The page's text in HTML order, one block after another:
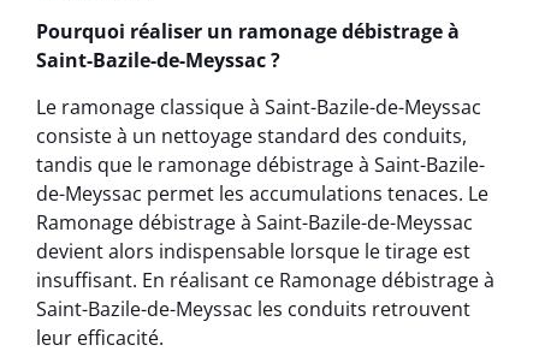
Pourquoi réaliser un ramonage débistrage à
Saint-Bazile-de-Meyssac ?
Le ramonage classique à Saint-Bazile-de-Meyssac
consiste à un nettoyage standard des conduits,
tandis que le ramonage débistrage à Saint-Bazile-
de-Meyssac permet les accumulations tenaces. Le
Ramonage débistrage à Saint-Bazile-de-Meyssac
devient alors indispensable lorsque le tirage est
insuffisant. En réalisant ce Ramonage débistrage à
Saint-Bazile-de-Meyssac les conduits retrouvent
leur efficacité.